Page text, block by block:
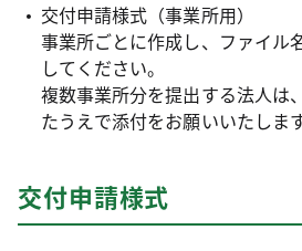
交付申請様式（事業所用）
事業所ごとに作成し、ファイル
してください。
複数事業所分を提出する法人は
たうえで添付をお願いいたします
交付申請様式